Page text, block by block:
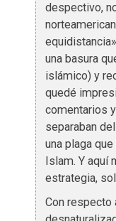
despectivo,
una basura
islámico) y
quedé
comentarios
separaban
una plaga
Islam. Y aquí
estrategia,
Con respecto